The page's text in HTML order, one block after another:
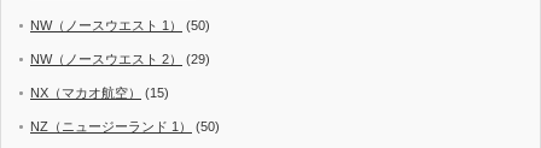
NW（ノースウエスト 1） (50)
NW（ノースウエスト 2） (29)
NX（マカオ航空） (15)
NZ（ニュージーランド 1） (50)